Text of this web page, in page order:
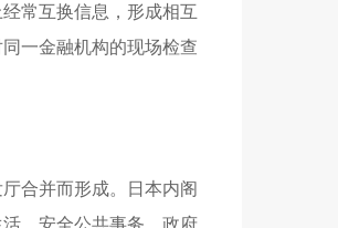
常互换信息，形成相互
一金融机构的现场检查
合并而形成。日本内阁
、安全公共事务、政府